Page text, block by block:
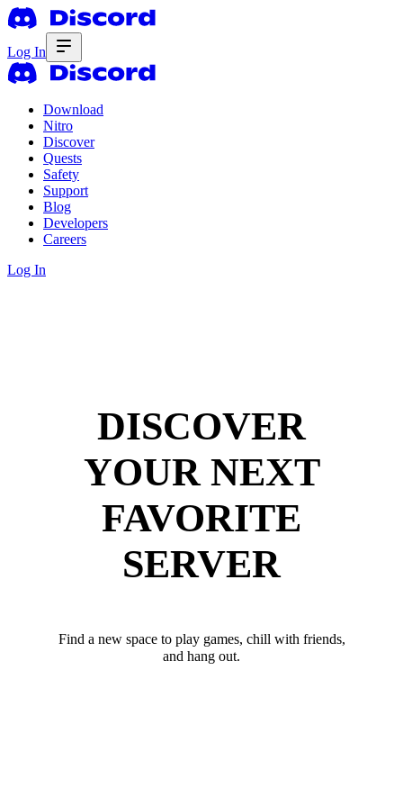
Log In
Download
Nitro
Discover
Quests
Safety
Support
Blog
Developers
Careers
Log In
DISCOVER
YOUR NEXT
FAVORITE
SERVER
Find a new space to play games, chill with friends,
and hang out.